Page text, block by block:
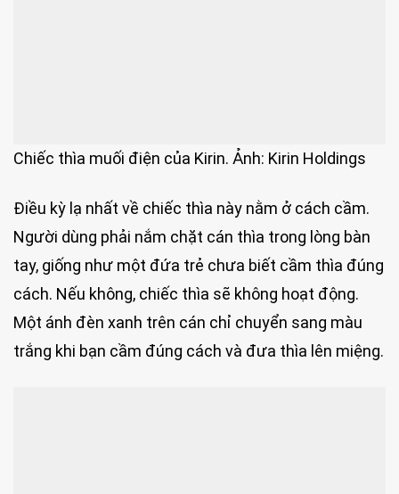
Chiếc thìa muối điện của Kirin. Ảnh: Kirin Holdings
Điều kỳ lạ nhất về chiếc thìa này nằm ở cách cầm.
Người dùng phải nắm chặt cán thìa trong lòng bàn
tay, giống như một đứa trẻ chưa biết cầm thìa đúng
cách. Nếu không, chiếc thìa sẽ không hoạt động.
Một ánh đèn xanh trên cán chỉ chuyển sang màu
trắng khi bạn cầm đúng cách và đưa thìa lên miệng.